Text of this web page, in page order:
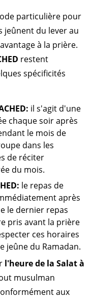
particulière pour
jeûnent du lever au
à la prière.
restent
spécificités
il s'agit d'une
chaque soir après
le mois de
dans les
de réciter
du mois.
le repas de
après
le dernier repas
pris avant la prière
ces horaires
jeûne du Ramadan.
l'heure de la Salat à
musulman
aux